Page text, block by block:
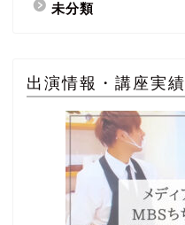
未分類
出演情報・講座実績